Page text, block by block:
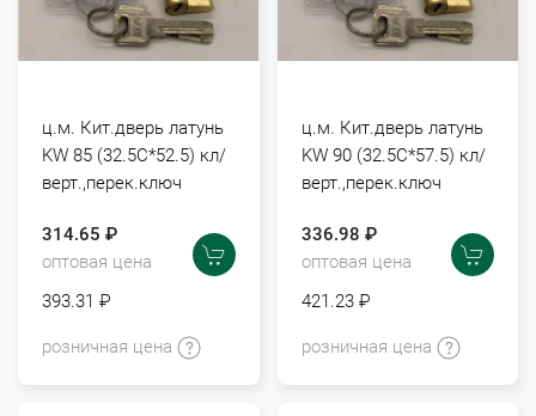
ц.м. Кит.дверь латунь
KW 85 (32.5С*52.5) кл/
верт.,перек.ключ
314.65 ₽
оптовая цена
393.31 ₽
розничная цена
ц.м. Кит.дверь латунь
KW 90 (32.5С*57.5) кл/
верт.,перек.ключ
336.98 ₽
оптовая цена
421.23 ₽
розничная цена